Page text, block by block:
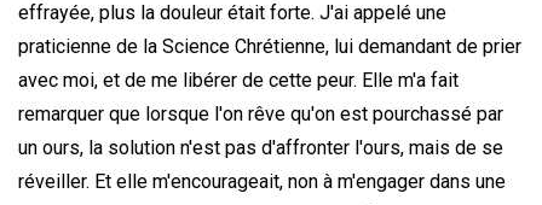
effrayée, plus la douleur était forte. J'ai appelé une
praticienne de la Science Chrétienne, lui demandant de prier
avec moi, et de me libérer de cette peur. Elle m'a fait
remarquer que lorsque l'on rêve qu'on est pourchassé par
un ours, la solution n'est pas d'affronter l'ours, mais de se
réveiller. Et elle m'encourageait, non à m'engager dans une